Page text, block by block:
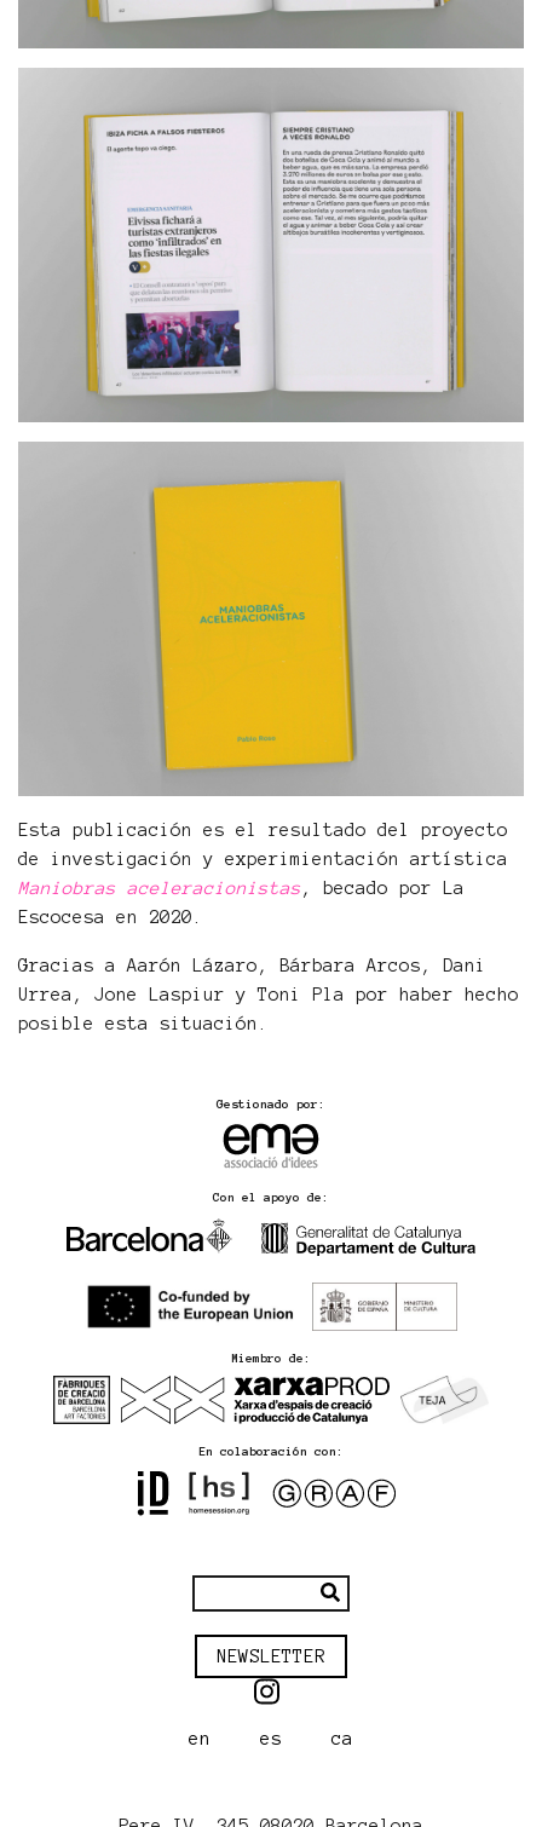
Esta publicación es el resultado del proyecto
de investigación y experimientación artística
Maniobras aceleracionistas , becado por La
Escocesa en 2020.
Gracias a Aarón Lázaro, Bárbara Arcos, Dani
Urrea, Jone Laspiur y Toni Pla por haber hecho
posible esta situación.
Gestionado por:
Con el apoyo de:
Miembro de:
En colaboración con:
NEWSLETTER
en es ca